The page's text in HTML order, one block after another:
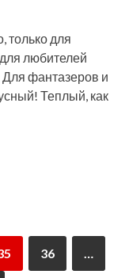
только для
любителей
фантазеров и
Теплый, как
36 …